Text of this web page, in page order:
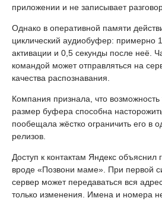
приложении и не записывает
Однако в оперативной памяти
циклический аудиобуфер: примерно
активации и 0,5 секунды после неё.
командой может отправляться на
качества распознавания.
Компания признала, что
размер буфера способна
пообещала жёстко ограничить его в
релизов.
Доступ к контактам Яндекс
вроде «Позвони маме». При первой
сервер может передаваться вся
только изменения. Имена и номера